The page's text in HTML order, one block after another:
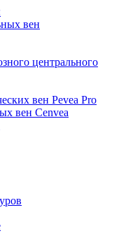
вен
центрального
вен Pevea Pro
вен Cenvea